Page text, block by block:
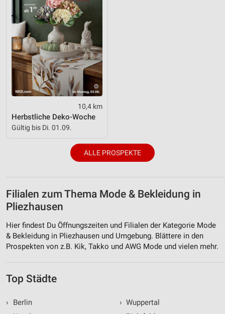
10,4 km
Herbstliche Deko-Woche
Gültig bis Di. 01.09.
ALLE PROSPEKTE
Filialen zum Thema Mode & Bekleidung in
Pliezhausen
Hier findest Du Öffnungszeiten und Filialen der Kategorie Mode
& Bekleidung in Pliezhausen und Umgebung. Blättere in den
Prospekten von z.B. Kik, Takko und AWG Mode und vielen mehr.
Top Städte
›
Berlin
› Wuppertal